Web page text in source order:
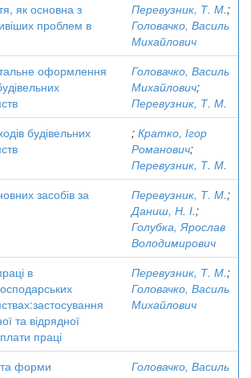
як основна з
проблем в
Перевузник, Т. М.;
Головачко, Василь
Михайлович
оформлення
Головачко, Василь
Михайлович;
Перевузник, Т. М.
будівельних
; Кратко, Ігор
Романович;
Перевузник, Т. М.
засобів за
Перевузник, Т. М.;
Даниш, Н. І.;
Голубка, Ярослав
Володимирович
в
та відрядної
праці
Перевузник, Т. М.;
Головачко, Василь
Михайлович
форми
Головачко, Василь